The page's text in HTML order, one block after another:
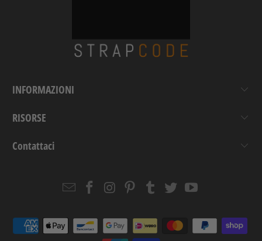
INFORMAZIONI
RISORSE
Contattaci
EmailStrapcode
Facebook
Strapcode
Instagram
Strapcode
Pinterest
Strapcode
Tumblr
Strapcode
TwitterYouTube